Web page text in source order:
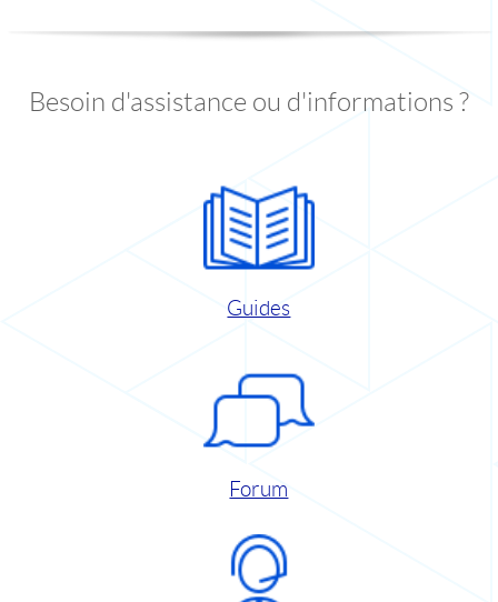
Besoin d'assistance ou d'informations ?
Guides
Forum